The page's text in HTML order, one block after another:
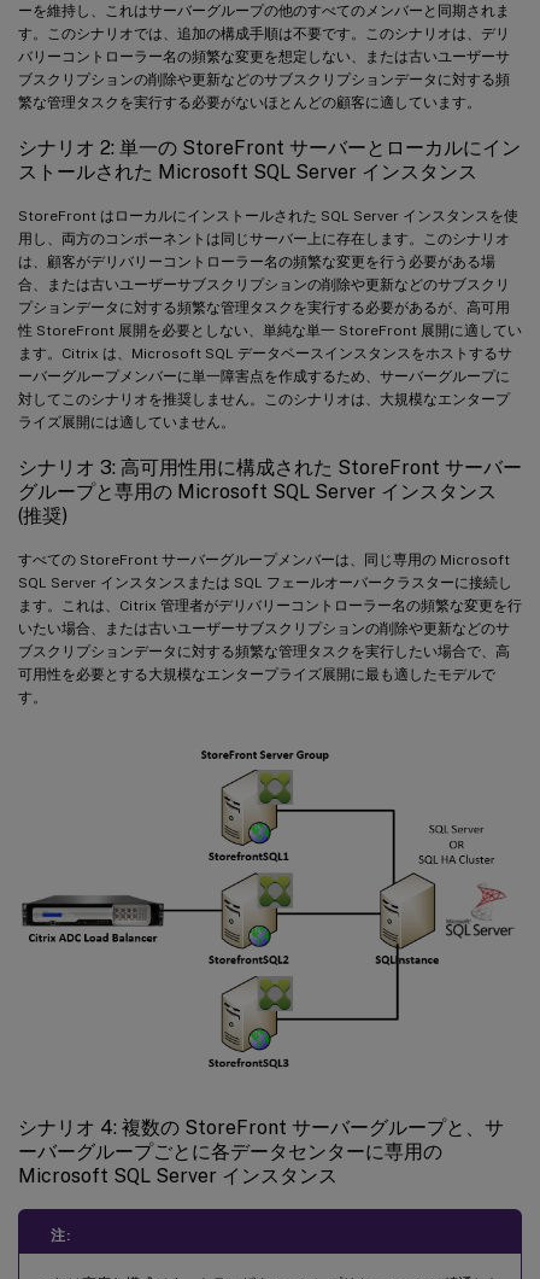
ーを維持し、これはサーバーグループの他のすべてのメンバーと同期されま
す。このシナリオでは、追加の構成手順は不要です。このシナリオは、デリ
バリーコントローラー名の頻繁な変更を想定しない、または古いユーザーサ
ブスクリプションの削除や更新などのサブスクリプションデータに対する頻
繁な管理タスクを実行する必要がないほとんどの顧客に適しています。
シナリオ 2: 単一の StoreFront サーバーとローカルにイン
ストールされた Microsoft SQL Server インスタンス
StoreFront はローカルにインストールされた SQL Server インスタンスを使
用し、両方のコンポーネントは同じサーバー上に存在します。このシナリオ
は、顧客がデリバリーコントローラー名の頻繁な変更を行う必要がある場
合、または古いユーザーサブスクリプションの削除や更新などのサブスクリ
プションデータに対する頻繁な管理タスクを実行する必要があるが、高可用
性 StoreFront 展開を必要としない、単純な単一 StoreFront 展開に適してい
ます。Citrix は、Microsoft SQL データベースインスタンスをホストするサ
ーバーグループメンバーに単一障害点を作成するため、サーバーグループに
対してこのシナリオを推奨しません。このシナリオは、大規模なエンタープ
ライズ展開には適していません。
シナリオ 3: 高可用性用に構成された StoreFront サーバー
グループと専用の Microsoft SQL Server インスタンス
(推奨)
すべての StoreFront サーバーグループメンバーは、同じ専用の Microsoft
SQL Server インスタンスまたは SQL フェールオーバークラスターに接続し
ます。これは、Citrix 管理者がデリバリーコントローラー名の頻繁な変更を行
いたい場合、または古いユーザーサブスクリプションの削除や更新などのサ
ブスクリプションデータに対する頻繁な管理タスクを実行したい場合で、高
可用性を必要とする大規模なエンタープライズ展開に最も適したモデルで
す。
シナリオ 4: 複数の StoreFront サーバーグループと、サ
ーバーグループごとに各データセンターに専用の
Microsoft SQL Server インスタンス
注: